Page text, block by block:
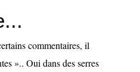
commentaires, il
».. Oui dans des serres